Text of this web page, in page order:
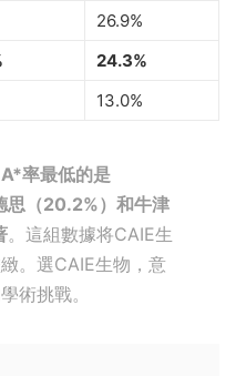
26.9%
24.3%
13.0%
A*率最低的是
思（20.2%）和牛津
。這組數據将CAIE生
。選CAIE生物，意
術挑戰。